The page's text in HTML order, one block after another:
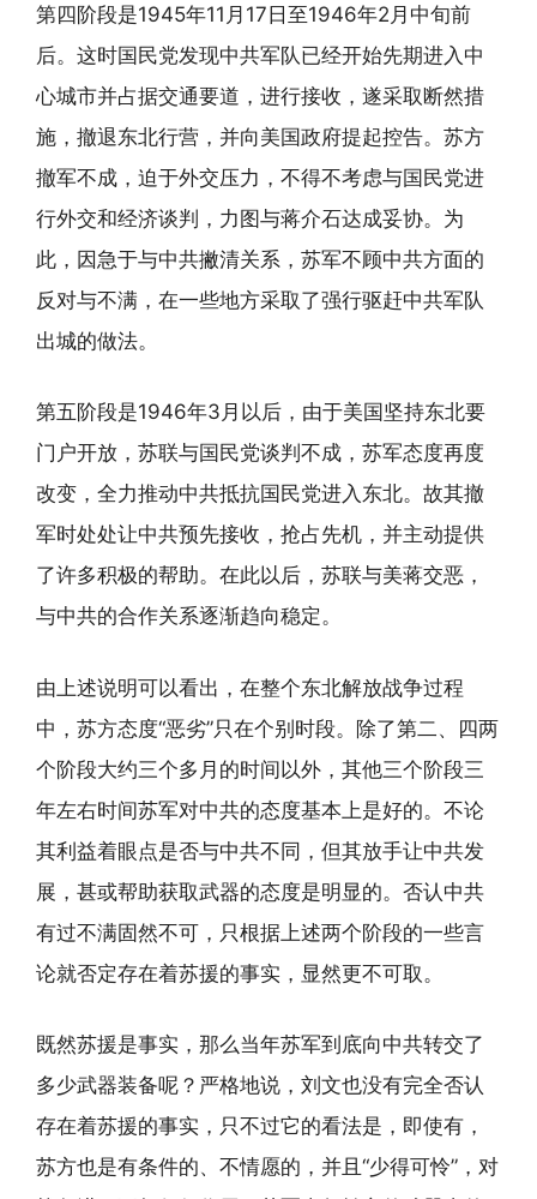
第四阶段是1945年11月17日至1946年2月中旬前
后。这时国民党发现中共军队已经开始先期进入中
心城市并占据交通要道，进行接收，遂采取断然措
施，撤退东北行营，并向美国政府提起控告。苏方
撤军不成，迫于外交压力，不得不考虑与国民党进
行外交和经济谈判，力图与蒋介石达成妥协。为
此，因急于与中共撇清关系，苏军不顾中共方面的
反对与不满，在一些地方采取了强行驱赶中共军队
出城的做法。
第五阶段是1946年3月以后，由于美国坚持东北要
门户开放，苏联与国民党谈判不成，苏军态度再度
改变，全力推动中共抵抗国民党进入东北。故其撤
军时处处让中共预先接收，抢占先机，并主动提供
了许多积极的帮助。在此以后，苏联与美蒋交恶，
与中共的合作关系逐渐趋向稳定。
由上述说明可以看出，在整个东北解放战争过程
中，苏方态度“恶劣”只在个别时段。除了第二、四两
个阶段大约三个多月的时间以外，其他三个阶段三
年左右时间苏军对中共的态度基本上是好的。不论
其利益着眼点是否与中共不同，但其放手让中共发
展，甚或帮助获取武器的态度是明显的。否认中共
有过不满固然不可，只根据上述两个阶段的一些言
论就否定存在着苏援的事实，显然更不可取。
既然苏援是事实，那么当年苏军到底向中共转交了
多少武器装备呢？严格地说，刘文也没有完全否认
存在着苏援的事实，只不过它的看法是，即使有，
苏方也是有条件的、不情愿的，并且“少得可怜”，对